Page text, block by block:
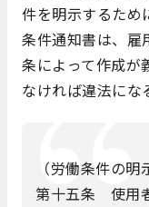
件を明示するため
条件通知書は、雇
条によって作成が
なければ違法にな
（労働条件の明
第十五条 使用